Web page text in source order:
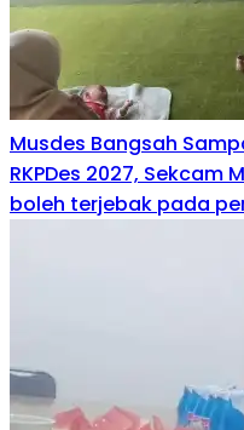
Musdes Bangsah
RKPDes 2027,
boleh terjebak pada